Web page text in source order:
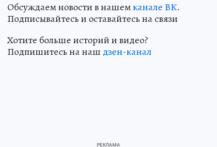
Обсуждаем новости в нашемканале ВК.
Подписывайтесь и оставайтесь на связи
Хотите больше историй и видео?
Подпишитесь на наш дзен-канал